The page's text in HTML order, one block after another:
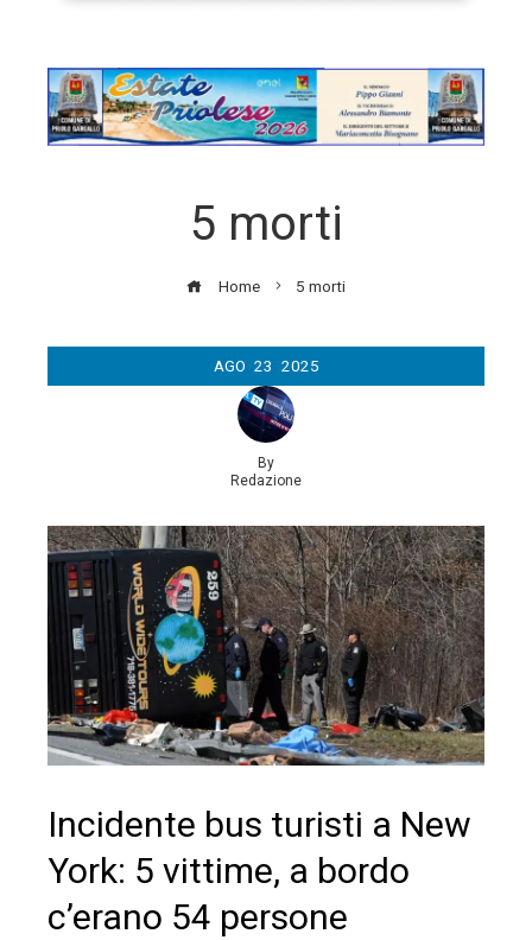
5 morti
Home 5 morti
AGO 23 2025
By
Redazione
Incidente bus turisti a New
York: 5 vittime, a bordo
c’erano 54 persone